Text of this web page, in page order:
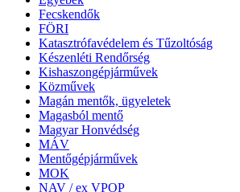
Fecskendők
FÖRI
Katasztrófavédelem és Tűzoltóság
Készenléti Rendőrség
Kishaszongépjárművek
Közművek
Magán mentők, ügyeletek
Magasból mentő
Magyar Honvédség
MÁV
Mentőgépjárművek
MOK
NAV / ex VPOP